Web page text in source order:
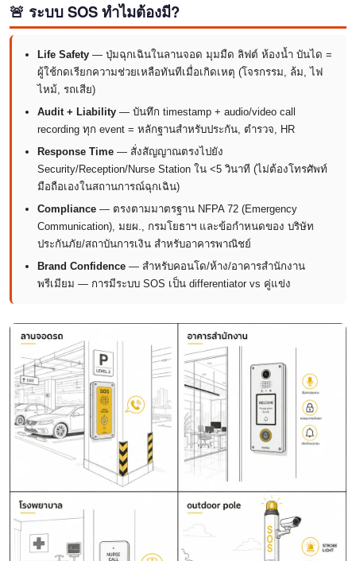
🚨 ระบบ SOS ทำไมต้องมี?
Life Safety — ปุ่มฉุกเฉินในลานจอด มุมมืด ลิฟต์ ห้องน้ำ บันได =
ผู้ใช้กดเรียกความช่วยเหลือทันทีเมื่อเกิดเหตุ (โจรกรรม, ล้ม, ไฟ
ไหม้, รถเสีย)
Audit + Liability — บันทึก timestamp + audio/video call
recording ทุก event = หลักฐานสำหรับประกัน, ตำรวจ, HR
Response Time — สั่งสัญญาณตรงไปยัง
Security/Reception/Nurse Station ใน <5 วินาที (ไม่ต้องโทรศัพท์
มือถือเองในสถานการณ์ฉุกเฉิน)
Compliance — ตรงตามมาตรฐาน NFPA 72 (Emergency
Communication), มยผ., กรมโยธาฯ และข้อกำหนดของ บริษัท
ประกันภัย/สถาบันการเงิน สำหรับอาคารพาณิชย์
Brand Confidence — สำหรับคอนโด/ห้าง/อาคารสำนักงาน
พรีเมียม — การมีระบบ SOS เป็น differentiator vs คู่แข่ง